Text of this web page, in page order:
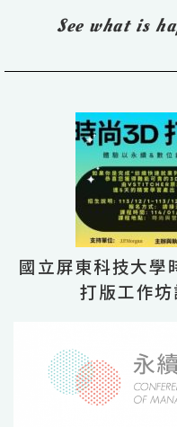
See what is
國立屏東科技大學
打版工作